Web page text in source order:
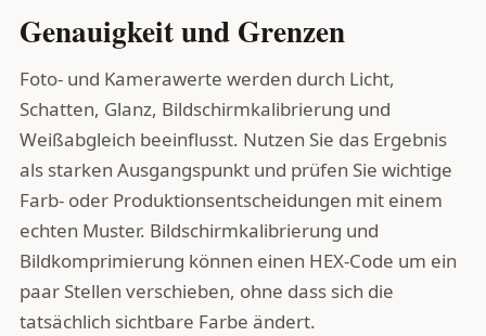
Genauigkeit und Grenzen
Foto- und Kamerawerte werden durch Licht,
Schatten, Glanz, Bildschirmkalibrierung und
Weißabgleich beeinflusst. Nutzen Sie das Ergebnis
als starken Ausgangspunkt und prüfen Sie wichtige
Farb- oder Produktionsentscheidungen mit einem
echten Muster. Bildschirmkalibrierung und
Bildkomprimierung können einen HEX-Code um ein
paar Stellen verschieben, ohne dass sich die
tatsächlich sichtbare Farbe ändert.